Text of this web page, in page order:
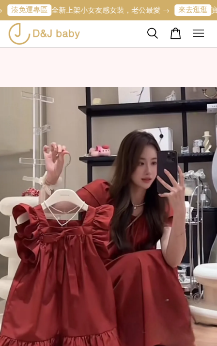
專區 全新上架小女友感女裝，老公最愛 → 來去逛逛 寶寶的第